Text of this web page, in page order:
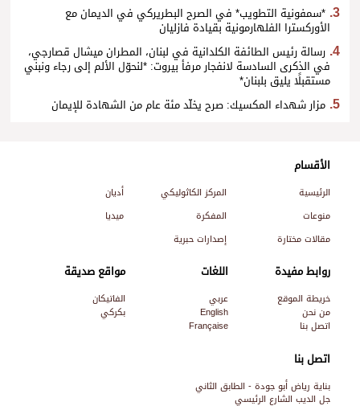
*سمفونية التطويب* في الصرح البطريركي في الديمان مع
الأوركسترا الفلهارمونية بقيادة فازليان
رسالة رئيس الطائفة الكلدانية في لبنان، المطران ميشال قصارجي،
في الذكرى السادسة لانفجار مرفأ بيروت: *لنحوّل الألم إلى رجاء ونبني
مستقبلًا يليق بلبنان*
مزار شهداء المكسيك: صرح يخلّد مئة عام من الشهادة للإيمان
اتصل بنا
بناية رياض أبو جودة - الطابق الثاني
جل الديب الشارع الرئيسي
الأقسام
الرئيسية المركز الكاثوليكي
أديان
منوعات
المفكرة
ميديا
مقالات مختارة
إصدارات حبرية
روابط مفيدة
خريطة الموقع
من نحن
اتصل بنا
اللغات
عربي
English
Française
مواقع صديقة
الفاتيكان
بكركي